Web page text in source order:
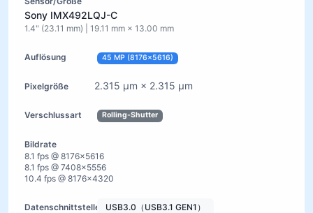
Sony IMX492LQJ-C
1.4" (23.11 mm) | 19.11 mm × 13.00 mm
45 MP (8176×5616)
2.315 µm × 2.315 µm
Rolling-Shutter
8.1 fps @ 8176×5616
8.1 fps @ 7408×5556
10.4 fps @ 8176×4320
USB3.0（USB3.1 GEN1）